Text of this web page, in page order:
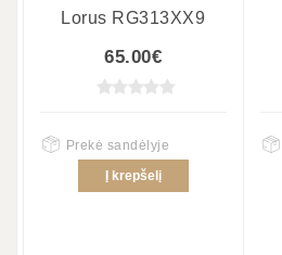
Lorus RG313XX9
65.00€
Prekė sandėlyje
Į krepšelį